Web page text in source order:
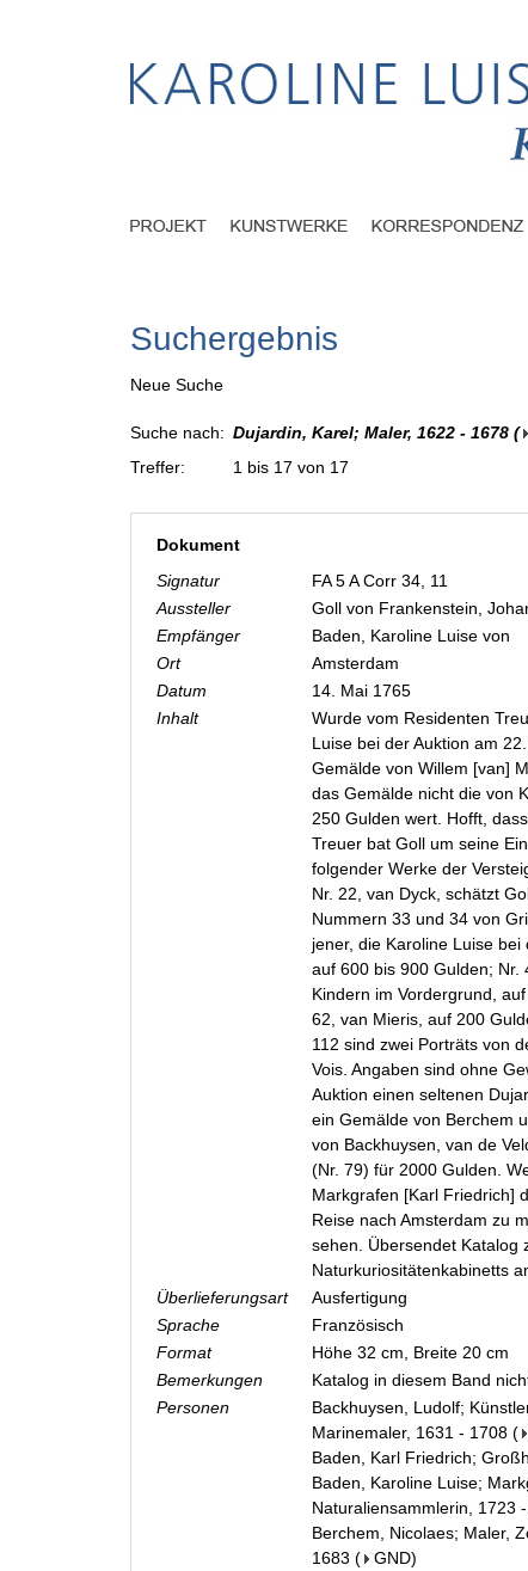
Suchergebnis
Neue Suche
Suche nach: Dujardin, Karel; Maler, 1622 - 1678 (
Treffer:
1 bis 17 von 17
Dokument
Signatur
FA 5 A Corr 34, 11
Aussteller
Goll von Frankenstein,
Empfänger
Baden, Karoline Luise von
Ort
Amsterdam
Datum
14. Mai 1765
Inhalt
Wurde vom Residenten
Luise bei der Auktion am
Gemälde von Willem [van]
das Gemälde nicht die von
250 Gulden wert. Hofft,
Treuer bat Goll um seine
folgender Werke der
Nr. 22, van Dyck, schätzt
Nummern 33 und 34 von
jener, die Karoline Luise
auf 600 bis 900 Gulden;
Kindern im Vordergrund,
62, van Mieris, auf 200
112 sind zwei Porträts von
Vois. Angaben sind ohne
Auktion einen seltenen
ein Gemälde von Berchem
von Backhuysen, van de
(Nr. 79) für 2000 Gulden.
Markgrafen [Karl Friedrich]
Reise nach Amsterdam zu
sehen. Übersendet Katalog
Naturkuriositätenkabinetts
Überlieferungsart
Ausfertigung
Sprache
Französisch
Format
Höhe 32 cm, Breite 20 cm
Bemerkungen
Katalog in diesem Band
Personen
Backhuysen, Ludolf;
Marinemaler, 1631 - 1708 (
Baden, Karl Friedrich;
Baden, Karoline Luise;
Naturaliensammlerin, 1723
Berchem, Nicolaes; Maler,
1683 ( GND)